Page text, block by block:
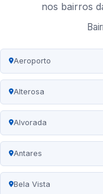
nos bairros
Aeroporto
Alterosa
Alvorada
Antares
Bela Vista